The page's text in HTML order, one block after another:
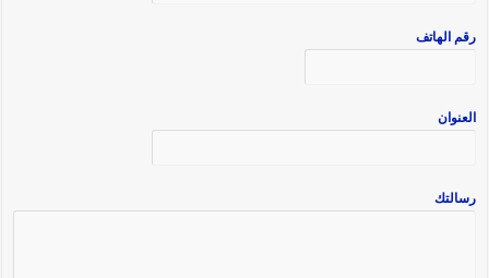
رقم الهاتف
العنوان
رسالتك